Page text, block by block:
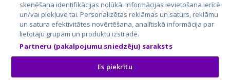
GetaPro.lv
GetaPro.ee
Skelbiu.lt
Autoplius.lt
Aruodas.lt
Paslaugos.lt
auto24.ee
KV.ee
Osta.ee
KuldneBörs.ee
skenēšana identifikācijas nolūkā. Informācijas ievietošana ierīcē
un/vai piekļuve tai. Personalizētas reklāmas un saturs, reklāmu
un satura efektivitātes novērtēšana, analītiskā informācija par
lietotāju grupām un produktu izstrāde.
Partneru (pakalpojumu sniedzēju) saraksts
Es piekrītu